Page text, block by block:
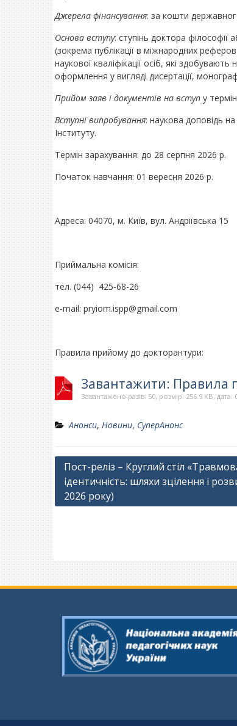
Джерела фінансування: за кошти
Основа вступу: ступінь доктора філософії
(зокрема публікації в міжнародних
наукової кваліфікації осіб, які
оформлення у вигляді дисертації,
Прийом заяв і документів на вступ у
Вступні випробування: наукова доповідь на
Інституту.
Термін зарахування: до 28 серпня 2026 р.
Початок навчання: 01 вересня 2026 р.
Адреса: 04070, м. Київ, вул. Андріївська 15
Приймальна комісія:
тел. (044) 425-68-26
e-mail: pryiom.ispp@gmail.com
Правила прийому до докторантури:
Завантажити: Правила
Завантажено разів: 50, розмір: 256.9 KB, дата:
Анонси, Новини, СуперАнонс
Навігація
записів
Пост-реліз – Круглий стіл
ідентичність: шляхи зцілення і
2026 року)